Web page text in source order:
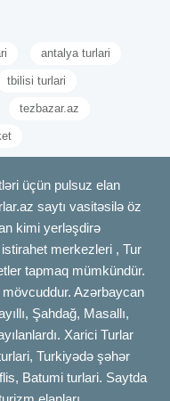
antalya turlari
tbilisi turlari
tezbazar.az
üçün pulsuz elan
saytı vasitəsilə öz
kimi yerləşdirə
merkezleri , Tur
tapmaq mümkündür.
Azərbaycan
Şahdağ, Masallı,
Xarici Turlar
Turkiyədə şəhər
Batumi turlari. Saytda